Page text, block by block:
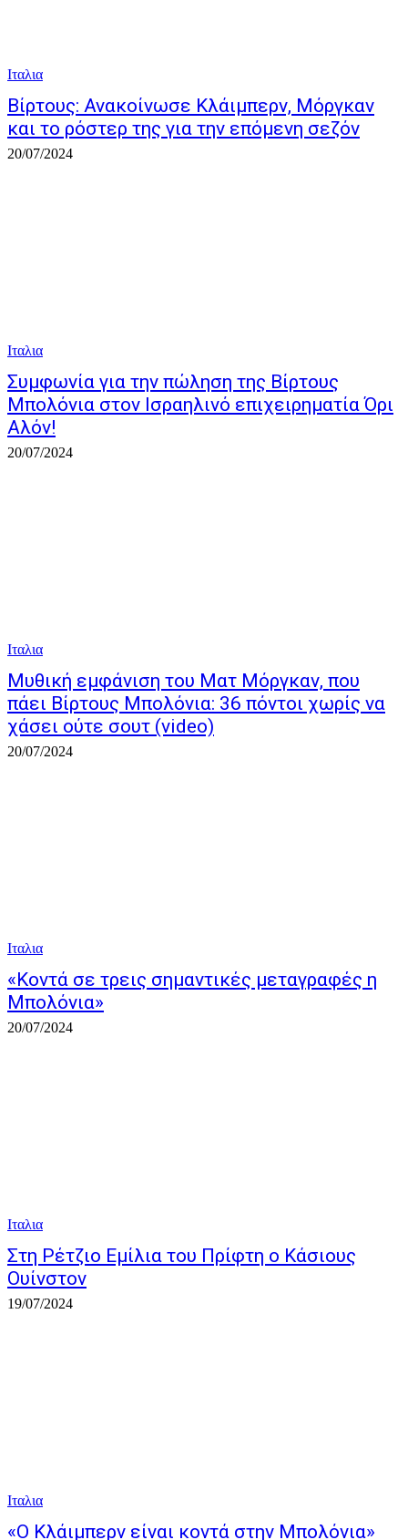
Ιταλια
Βίρτους: Ανακοίνωσε Κλάιμπερν, Μόργκαν
και το ρόστερ της για την επόμενη σεζόν
20/07/2024
Ιταλια
Συμφωνία για την πώληση της Βίρτους
Μπολόνια στον Ισραηλινό επιχειρηματία Όρι
Αλόν!
20/07/2024
Ιταλια
Μυθική εμφάνιση του Ματ Μόργκαν, που
πάει Βίρτους Μπολόνια: 36 πόντοι χωρίς να
χάσει ούτε σουτ (video)
20/07/2024
Ιταλια
«Κοντά σε τρεις σημαντικές μεταγραφές η
Μπολόνια»
20/07/2024
Ιταλια
Στη Ρέτζιο Εμίλια του Πρίφτη ο Κάσιους
Ουίνστον
19/07/2024
Ιταλια
«Ο Κλάιμπερν είναι κοντά στην Μπολόνια»